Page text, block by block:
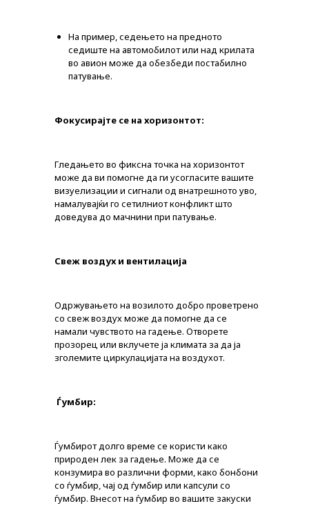
На пример, седењето на предното
седиште на автомобилот или над крилата
во авион може да обезбеди постабилно
патување.
Фокусирајте се на хоризонтот:
Гледањето во фиксна точка на хоризонтот
може да ви помогне да ги усогласите вашите
визуелизации и сигнали од внатрешното уво,
намалувајќи го сетилниот конфликт што
доведува до мачнини при патување.
Свеж воздух и вентилација
Одржувањето на возилото добро проветрено
со свеж воздух може да помогне да се
намали чувството на гадење. Отворете
прозорец или вклучете ја климата за да ја
зголемите циркулацијата на воздухот.
Ѓумбир:
Ѓумбирот долго време се користи како
природен лек за гадење. Може да се
конзумира во различни форми, како бонбони
со ѓумбир, чај од ѓумбир или капсули со
ѓумбир. Внесот на ѓумбир во вашите закуски